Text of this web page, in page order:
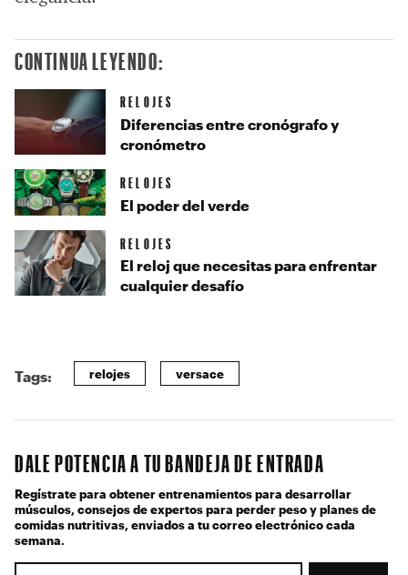
CONTINUA LEYENDO:
RELOJES
Diferencias entre cronógrafo y
cronómetro
RELOJES
El poder del verde
RELOJES
El reloj que necesitas para enfrentar
cualquier desafío
Tags: relojes versace
DALE POTENCIA A TU BANDEJA DE ENTRADA
Regístrate para obtener entrenamientos para desarrollar
músculos, consejos de expertos para perder peso y planes de
comidas nutritivas, enviados a tu correo electrónico cada
semana.